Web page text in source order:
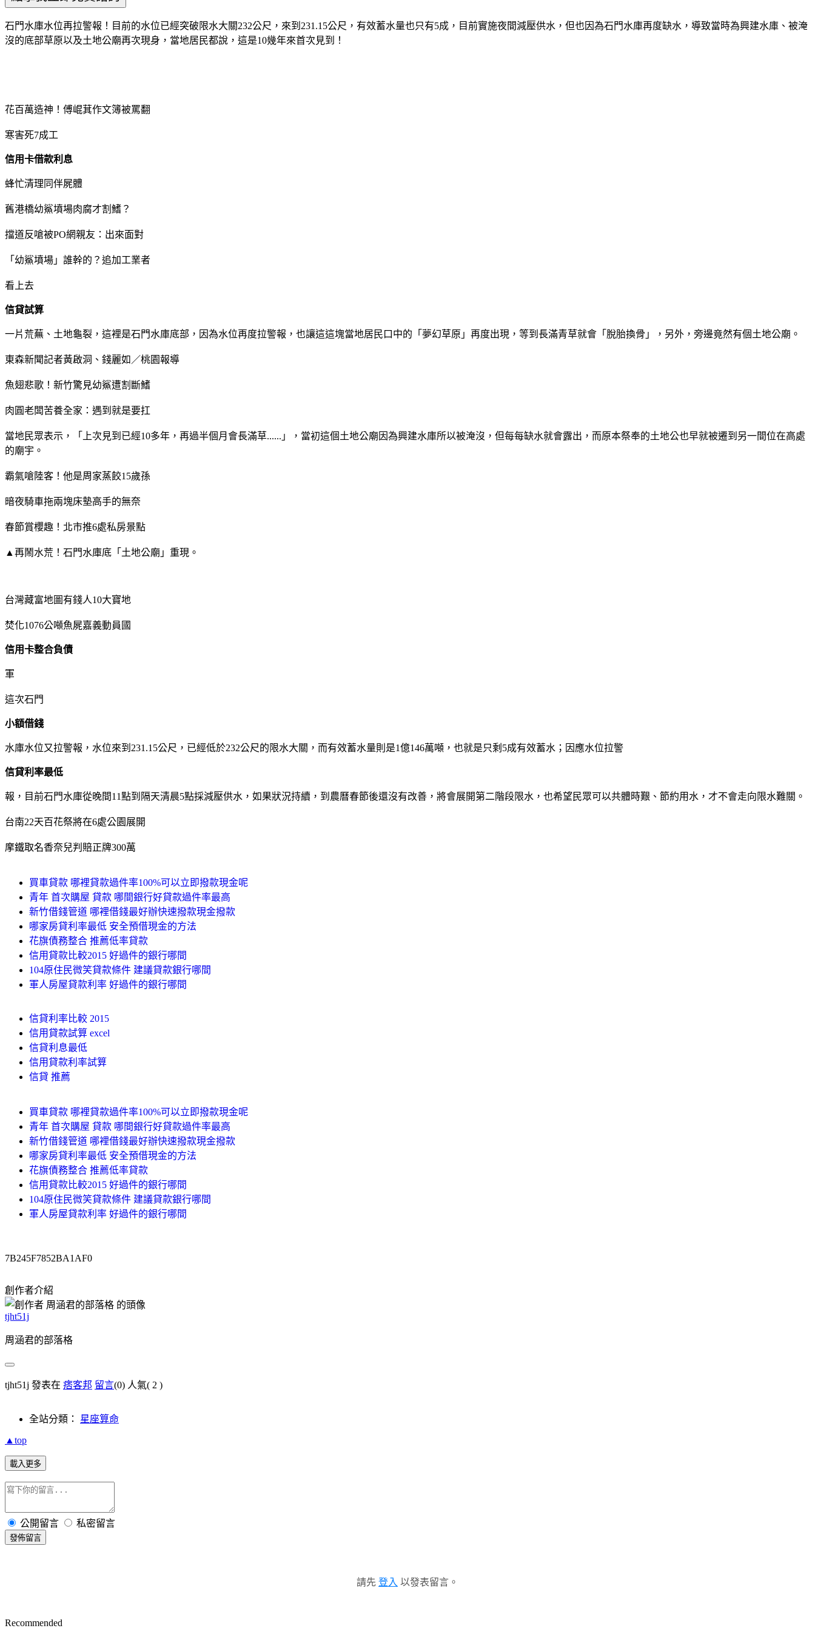
石門水庫水位再拉警報！目前的水位已經突破限水大關232公尺，來到231.15公尺，有效蓄水量也只有5成，目前實施夜間減壓供水，但也因為石門水庫再度缺水，導致當時為興建水庫、被淹
沒的底部草原以及土地公廟再次現身，當地居民都說，這是10幾年來首次見到！
花百萬造神！傅崐萁作文簿被罵翻
寒害死7成工
信用卡借款利息
蜂忙清理同伴屍體
舊港橋幼鯊墳場肉腐才割鰭？
擋道反嗆被PO網親友：出來面對
「幼鯊墳場」誰幹的？追加工業者
看上去
信貸試算
一片荒蕪、土地龜裂，這裡是石門水庫底部，因為水位再度拉警報，也讓這這塊當地居民口中的「夢幻草原」再度出現，等到長滿青草就會「脫胎換骨」，另外，旁邊竟然有個土地公廟。
東森新聞記者黃啟洞、錢麗如／桃園報導
魚翅悲歌！新竹驚見幼鯊遭割斷鰭
肉圓老闆苦養全家：遇到就是要扛
當地民眾表示，「上次見到已經10多年，再過半個月會長滿草......」，當初這個土地公廟因為興建水庫所以被淹沒，但每每缺水就會露出，而原本祭奉的土地公也早就被遷到另一間位在高處
的廟宇。
霸氣嗆陸客！他是周家蒸餃15歲孫
暗夜騎車拖兩塊床墊高手的無奈
春節賞櫻趣！北市推6處私房景點
▲再鬧水荒！石門水庫底「土地公廟」重現。
台灣藏富地圖有錢人10大寶地
焚化1076公噸魚屍嘉義動員國
信用卡整合負債
軍
這次石門
小額借錢
水庫水位又拉警報，水位來到231.15公尺，已經低於232公尺的限水大關，而有效蓄水量則是1億146萬噸，也就是只剩5成有效蓄水；因應水位拉警
信貸利率最低
報，目前石門水庫從晚間11點到隔天清晨5點採減壓供水，如果狀況持續，到農曆春節後還沒有改善，將會展開第二階段限水，也希望民眾可以共體時艱、節約用水，才不會走向限水難關。
台南22天百花祭將在6處公園展開
摩鐵取名香奈兒判賠正牌300萬
買車貸款 哪裡貸款過件率100%可以立即撥款現金呢
青年 首次購屋 貸款 哪間銀行好貸款過件率最高
新竹借錢管道 哪裡借錢最好辦快速撥款現金撥款
哪家房貸利率最低 安全預借現金的方法
花旗債務整合 推薦低率貸款
信用貸款比較2015 好過件的銀行哪間
104原住民微笑貸款條件 建議貸款銀行哪間
軍人房屋貸款利率 好過件的銀行哪間
信貸利率比較 2015
信用貸款試算 excel
信貸利息最低
信用貸款利率試算
信貸 推薦
買車貸款 哪裡貸款過件率100%可以立即撥款現金呢
青年 首次購屋 貸款 哪間銀行好貸款過件率最高
新竹借錢管道 哪裡借錢最好辦快速撥款現金撥款
哪家房貸利率最低 安全預借現金的方法
花旗債務整合 推薦低率貸款
信用貸款比較2015 好過件的銀行哪間
104原住民微笑貸款條件 建議貸款銀行哪間
軍人房屋貸款利率 好過件的銀行哪間
7B245F7852BA1AF0
創作者介紹
tjht51j
周涵君的部落格
tjht51j 發表在 痞客邦 留言(0) 人氣( 2 )
全站分類： 星座算命
▲top
載入更多
公開留言 私密留言
發佈留言
請先 登入 以發表留言。
Recommended